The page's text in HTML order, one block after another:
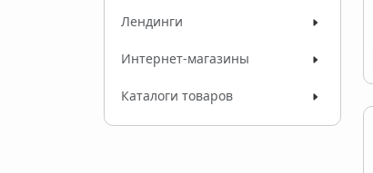
Лендинги
Интернет-магазины
Каталоги товаров